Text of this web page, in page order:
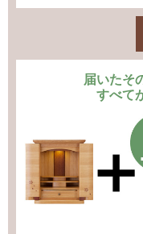
届いたそ
すべて